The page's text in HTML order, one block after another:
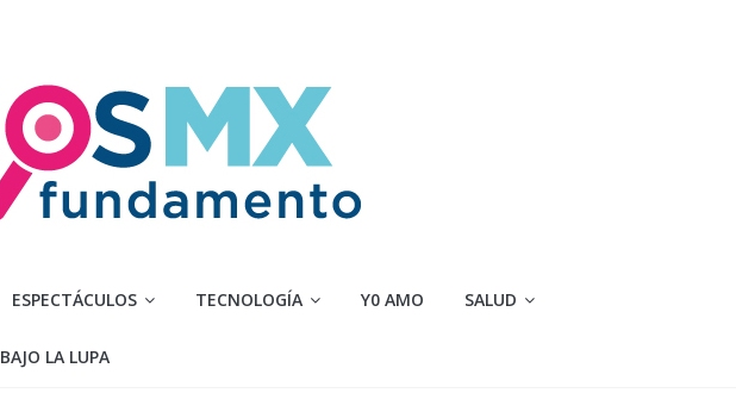
ESPECTÁCULOS TECNOLOGÍA Y0 AMO SALUD
BAJO LA LUPA